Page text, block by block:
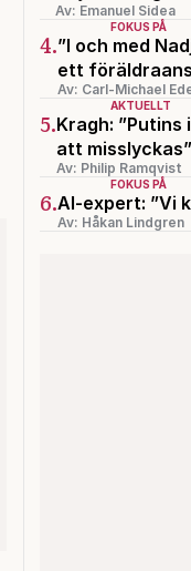
Av: Emanuel Sidea
FOKUS PÅ
4.”I och med
ett
Av: Carl-Michael
AKTUELLT
5.Kragh: ”Putins
att misslyckas”
Av: Philip Ramqvist
FOKUS PÅ
6.AI-expert: ”Vi
Av: Håkan Lindgren